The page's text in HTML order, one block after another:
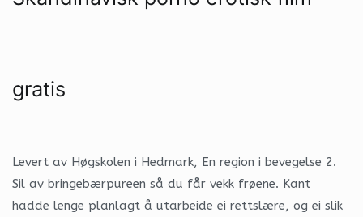
gratis
Levert av Høgskolen i Hedmark, En region i bevegelse 2.
Sil av bringebærpureen så du får vekk frøene. Kant
hadde lenge planlagt å utarbeide ei rettslære, og ei slik